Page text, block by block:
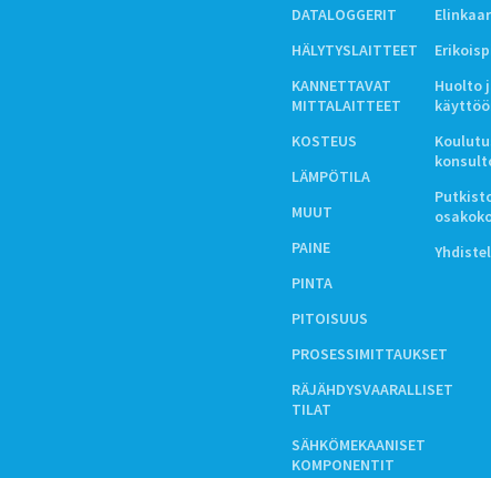
DATALOGGERIT
HÄLYTYSLAITTEET
KANNETTAVAT
MITTALAITTEET
KOSTEUS
LÄMPÖTILA
MUUT
PAINE
PINTA
PITOISUUS
PROSESSIMITTAUKSET
RÄJÄHDYSVAARALLISET
TILAT
SÄHKÖMEKAANISET
KOMPONENTIT
Huolto